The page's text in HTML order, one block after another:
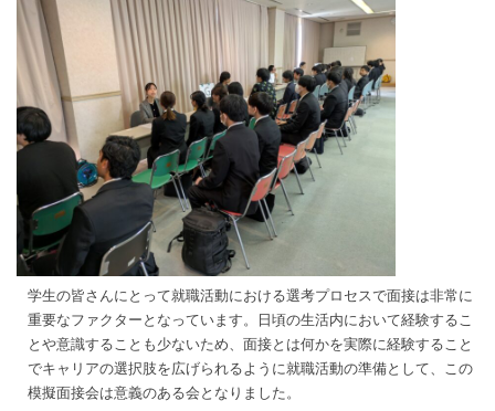
学生の皆さんにとって就職活動における選考プロセスで面接は非常に
重要なファクターとなっています。日頃の生活内において経験するこ
とや意識することも少ないため、面接とは何かを実際に経験すること
でキャリアの選択肢を広げられるように就職活動の準備として、この
模擬面接会は意義のある会となりました。